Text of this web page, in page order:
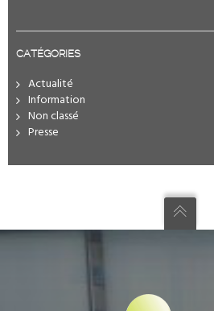
CATÉGORIES
Actualité
Information
Non classé
Presse